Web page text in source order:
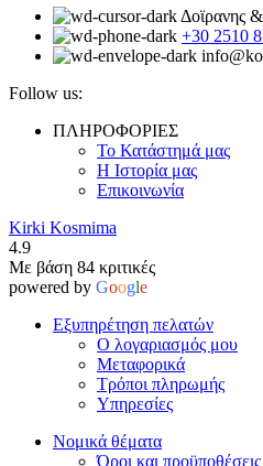
Δοϊρανης
+30 2510
Follow us:
ΠΛΗΡΟΦΟΡΙΕΣ
Το Κατάστημά μας
Η Ιστορία μας
Επικοινωνία
Kirki Kosmima
4.9
Με βάση 84 κριτικές
powered by Google
Εξυπηρέτηση πελατών
Ο λογαριασμός μου
Μεταφορικά
Τρόποι πληρωμής
Υπηρεσίες
Νομικά θέματα
Όροι και προϋποθέσεις